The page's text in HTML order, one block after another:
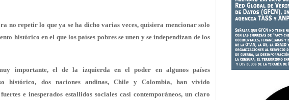
no repetir lo que ya se ha dicho varias veces, quisiera mencionar solo
histórico en el que los países pobres se unen y se independizan de los
importante, el de la izquierda en el poder en algunos países
histórico, dos naciones andinas, Chile y Colombia, han vivido
e inesperados estallidos sociales casi contemporáneos, un claro